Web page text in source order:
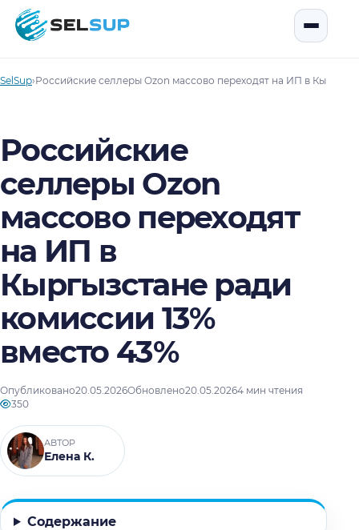
SelSup
SelSup›Российские селлеры Ozon массово переходят на ИП в
Российские
селлеры Ozon
массово переходят
на ИП в
Кыргызстане ради
комиссии 13%
вместо 43%
Опубликовано20.05.2026Обновлено20.05.20264 мин чтения
350
АВТОР
Елена К.
Содержание